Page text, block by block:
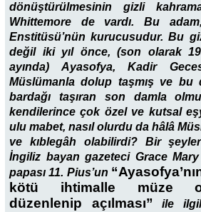
dönüştürülmesinin gizli
Whittemore de vardı. Bu
Enstitüsü’nün kurucusudur. Bu
değil iki yıl önce, (son olarak
ayında) Ayasofya, Kadir
Müslümanla dolup taşmış ve bu
bardağı taşıran son damla
kendilerince çok özel ve kutsal
ulu mabet, nasıl olurdu da hâlâ
ve kıblegâh olabilirdi? Bir
İngiliz bayan gazeteci Grace
papası 11. Pius’un
kötü ihtimalle müze
düzenlenip açılması” ile